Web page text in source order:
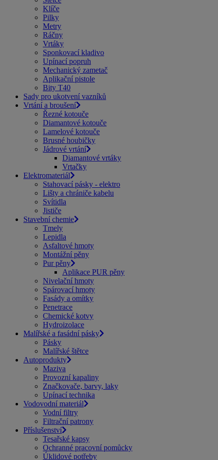
Klíče
Pilky
Metry
Ráčny
Vrtáky
Sponkovací kladivo
Upínací popruh
Mechanický zametač
Aplikační pistole
Bity T40
Sady pro ukotvení vazníků
Vrtání a broušení
Řezné kotouče
Diamantové kotouče
Lamelové kotouče
Brusné houbičky
Jádrové vrtání
Diamantové vrtáky
Vrtačky
Elektromateriál
Stahovací pásky - elektro
Lišty a chrániče kabelu
Svítidla
Jističe
Stavební chemie
Tmely
Lepidla
Asfaltové hmoty
Montážní pěny
Pur pěny
Aplikace PUR pěny
Nivelační hmoty
Spárovací hmoty
Fasády a omítky
Penetrace
Chemické kotvy
Hydroizolace
Malířské a fasádní pásky
Pásky
Malířské štětce
Autoprodukty
Maziva
Provozní kapaliny
Značkovače, barvy, laky
Upínací technika
Vodovodní materiál
Vodní filtry
Filtrační patrony
Příslušenství
Tesařské kapsy
Ochranné pracovní pomůcky
Úklidové potřeby